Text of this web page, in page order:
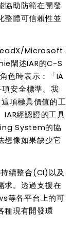
協助防範在開發
整體可信賴性並
Microsoft
闡述IAR的C-S
色時表示：「IA
安全標準。我
這項極具價值的工
IAR經認證的工具
System的協
想像如果缺少它
續整合(CI) 以及
求。透過支援在
等各平台上的可
種現有開發環